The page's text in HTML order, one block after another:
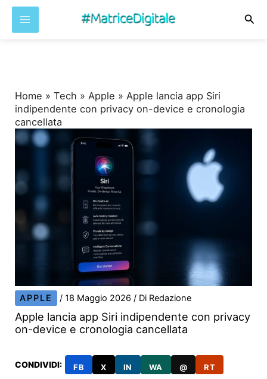
Home »Tech »Apple »Apple lancia app Siri
indipendente con privacy on-device e cronologia
cancellata
APPLE /18 Maggio 2026/ Di Redazione
Apple lancia app Siri indipendente con privacy
on-device e cronologia cancellata
CONDIVIDI: FB X IN WA @ RT